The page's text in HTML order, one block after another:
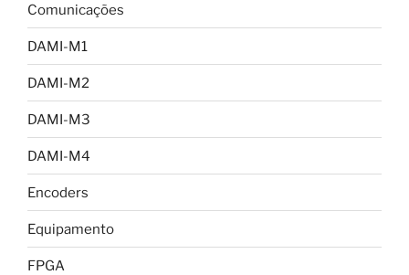
Comunicações
DAMI-M1
DAMI-M2
DAMI-M3
DAMI-M4
Encoders
Equipamento
FPGA